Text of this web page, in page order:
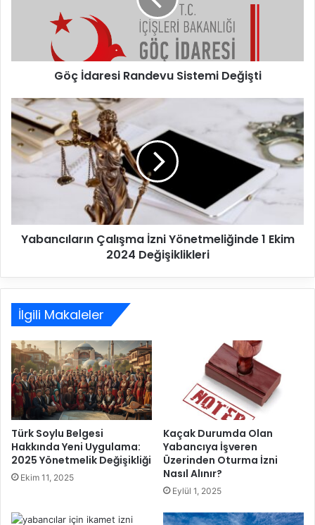
Göç İdaresi Randevu Sistemi Değişti
Yabancıların
Çalışma
İzni
Yönetmeliğinde
1
Ekim
Yabancıların Çalışma İzni Yönetmeliğinde 1 Ekim
2024 Değişiklikleri
İlgili Makaleler
Türk Soylu Belgesi
Hakkında Yeni Uygulama:
2025 Yönetmelik Değişikliği
Ekim 11, 2025
Kaçak Durumda Olan
Yabancıya İşveren
Üzerinden Oturma İzni
Nasıl Alınır?
Eylül 1, 2025